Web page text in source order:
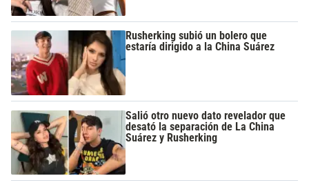
Rusherking subió un bolero que
estaría dirigido a la China Suárez
Salió otro nuevo dato revelador que
desató la separación de La China
Suárez y Rusherking